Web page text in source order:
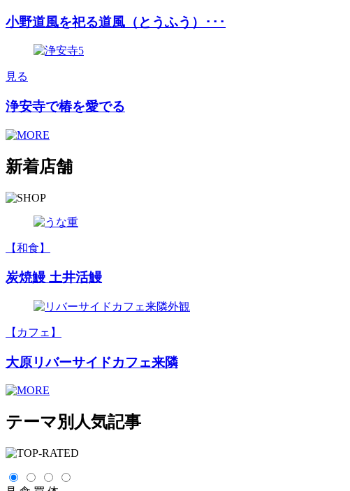
小野道風を祀る道風（とうふう）･･･
見る
浄安寺で椿を愛でる
新着店舗
【和食】
炭焼鰻 土井活鰻
【カフェ】
大原リバーサイドカフェ来隣
テーマ別人気記事